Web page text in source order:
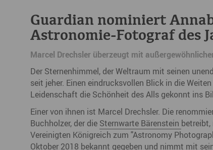
Geschichte
Der Erzgebirgskreis
Städte im Erzgebirge
Erzgebirgskrimi
Fakten
Neuigkeiten
Botschafter im Überblick
Guardian nominiert
Astronomie-Fotograf des
Marcel Drechsler überzeugt mit
Der Sternenhimmel, der Weltraum mit seinen
seit jeher. Einen eindrucksvollen Blick in die
Leidenschaft die Schönheit des Alls gekonnt ins
Einer von ihnen ist Marcel Drechsler. Die
Buchholzer, der die Sternwarte Bärenstein betreibt,
Vereinigten Königreich zum "Astronomy
Oktober 2018 bekannt gegeben und nimmt mit